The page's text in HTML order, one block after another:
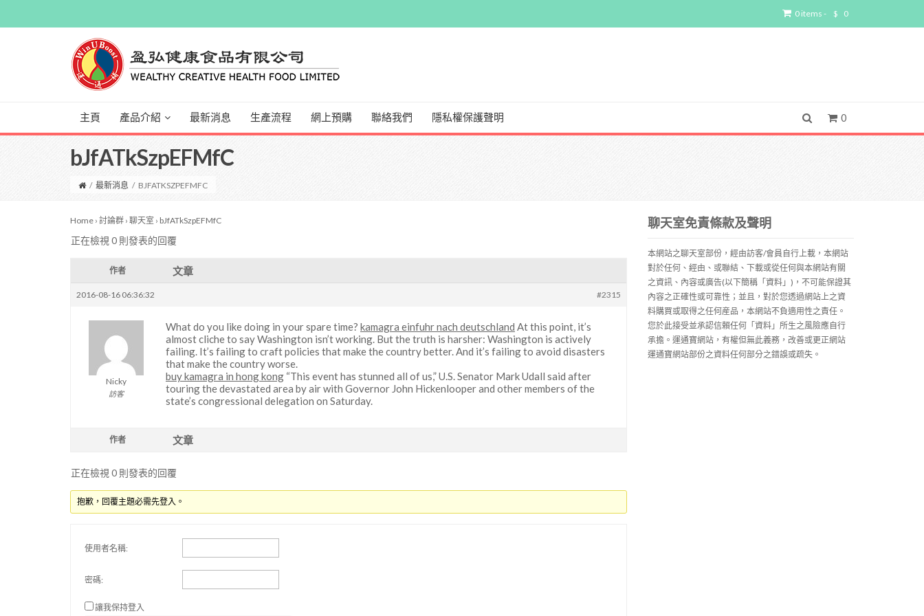
0 items - $ 0
主頁 產品介紹 最新消息 生產流程 網上預購 聯絡我們 隱私權保護聲明 0
bJfATkSzpEFMfC
/ 最新消息 / BJFATKSZPEFMFC
Home › 討論群 › 聊天室 › bJfATkSzpEFMfC
正在檢視 0 則發表的回覆
作者 文章
2016-08-16 06:36:32 #2315
Nicky
訪客
What do you like doing in your spare time? kamagra einfuhr nach deutschland At this point, it’s
almost cliche to say Washington isn’t working. But the truth is harsher: Washington is actively
failing. It’s failing to craft policies that make the country better. And it’s failing to avoid disasters
that make the country worse.
buy kamagra in hong kong “This event has stunned all of us,” U.S. Senator Mark Udall said after
touring the devastated area by air with Governor John Hickenlooper and other members of the
state’s congressional delegation on Saturday.
作者 文章
正在檢視 0 則發表的回覆
抱歉，回覆主題必需先登入。
使用者名稱:
密碼:
讓我保持登入
聊天室免責條款及聲明
本網站之聊天室部份，經由訪客/會員自行上載，本網站
對於任何、經由、或聯結、下載或從任何與本網站有關
之資訊、內容或廣告(以下簡稱「資料」)，不可能保證其
內容之正確性或可靠性；並且，對於您透過網站上之資
料購買或取得之任何産品，本網站不負適用性之責任。
您於此接受並承認信賴任何「資料」所生之風險應自行
承擔。運通寶網站，有權但無此義務，改善或更正網站
運通寶網站部份之資料任何部分之錯誤或疏失。